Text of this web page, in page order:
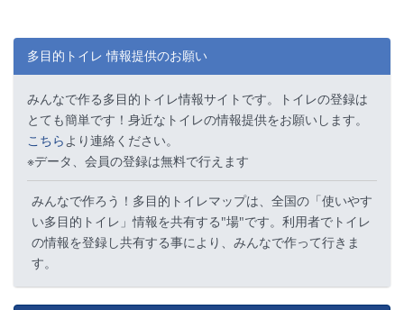
多目的トイレ 情報提供のお願い
みんなで作る多目的トイレ情報サイトです。トイレの登録は
とても簡単です！身近なトイレの情報提供をお願いします。
こちらより連絡ください。
※データ、会員の登録は無料で行えます
みんなで作ろう！多目的トイレマップは、全国の「使いやす
い多目的トイレ」情報を共有する"場"です。利用者でトイレ
の情報を登録し共有する事により、みんなで作って行きま
す。